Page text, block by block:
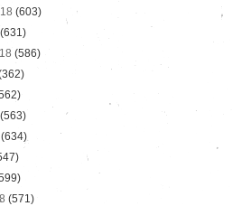
(603)
(631)
(586)
(563)
(634)
(571)